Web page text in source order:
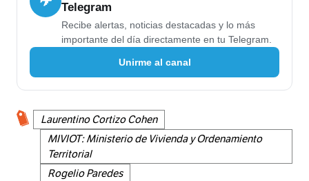
Telegram
Recibe alertas, noticias destacadas y lo más
importante del día directamente en tu Telegram.
Unirme al canal
Laurentino Cortizo Cohen
MIVIOT: Ministerio de Vivienda y Ordenamiento
Territorial
Rogelio Paredes